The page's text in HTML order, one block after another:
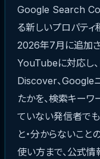
Google Search
る新しいプロパティ
2026年7月に追加さ
YouTubeに対応し
Discover、Google
たかを、検索キーワ
ていない発信者で
と・分からないこと
使い方まで、公式情